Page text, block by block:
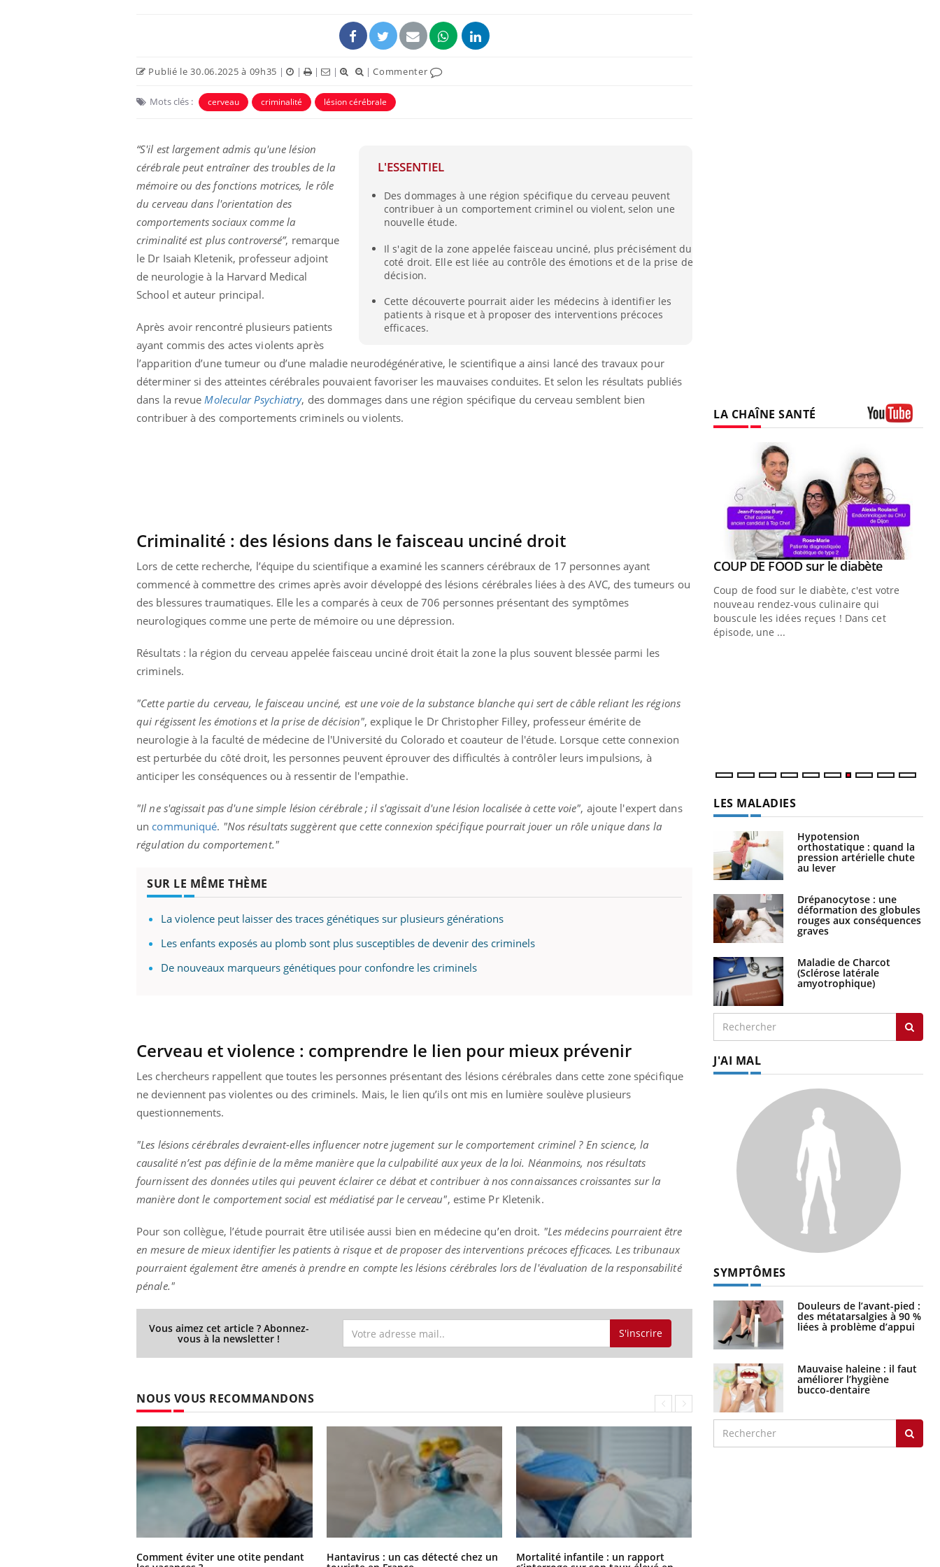
Publié le 30.06.2025 à 09h35 | | | | |Commenter
Mots clés : cerveau criminalité lésion cérébrale
L'ESSENTIEL
Des dommages à une région spécifique du cerveau peuvent
contribuer à un comportement criminel ou violent, selon une
nouvelle étude.
Il s'agit de la zone appelée faisceau unciné, plus précisément du
coté droit. Elle est liée au contrôle des émotions et de la prise de
décision.
Cette découverte pourrait aider les médecins à identifier les
patients à risque et à proposer des interventions précoces
efficaces.
“S'il est largement admis qu'une lésion
cérébrale peut entraîner des troubles de la
mémoire ou des fonctions motrices, le rôle
du cerveau dans l'orientation des
comportements sociaux comme la
criminalité est plus controversé”, remarque
le Dr Isaiah Kletenik, professeur adjoint
de neurologie à la Harvard Medical
School et auteur principal.
Après avoir rencontré plusieurs patients
ayant commis des actes violents après
l’apparition d’une tumeur ou d’une maladie neurodégénérative, le scientifique a ainsi lancé des travaux pour
déterminer si des atteintes cérébrales pouvaient favoriser les mauvaises conduites. Et selon les résultats publiés
dans la revueMolecular Psychiatry, des dommages dans une région spécifique du cerveau semblent bien
contribuer à des comportements criminels ou violents.
Criminalité : des lésions dans le faisceau unciné droit
Lors de cette recherche, l’équipe du scientifique a examiné les scanners cérébraux de 17 personnes ayant
commencé à commettre des crimes après avoir développé des lésions cérébrales liées à des AVC, des tumeurs ou
des blessures traumatiques. Elle les a comparés à ceux de 706 personnes présentant des symptômes
neurologiques comme une perte de mémoire ou une dépression.
Résultats : la région du cerveau appelée faisceau unciné droit était la zone la plus souvent blessée parmi les
criminels.
"Cette partie du cerveau, le faisceau unciné, est une voie de la substance blanche qui sert de câble reliant les régions
qui régissent les émotions et la prise de décision", explique le Dr Christopher Filley, professeur émérite de
neurologie à la faculté de médecine de l'Université du Colorado et coauteur de l'étude. Lorsque cette connexion
est perturbée du côté droit, les personnes peuvent éprouver des difficultés à contrôler leurs impulsions, à
anticiper les conséquences ou à ressentir de l'empathie.
"Il ne s'agissait pas d'une simple lésion cérébrale ; il s'agissait d'une lésion localisée à cette voie", ajoute l'expert dans
un communiqué. "Nos résultats suggèrent que cette connexion spécifique pourrait jouer un rôle unique dans la
régulation du comportement."
SUR LE MÊME THÈME
La violence peut laisser des traces génétiques sur plusieurs générations
Les enfants exposés au plomb sont plus susceptibles de devenir des criminels
De nouveaux marqueurs génétiques pour confondre les criminels
Cerveau et violence : comprendre le lien pour mieux prévenir
Les chercheurs rappellent que toutes les personnes présentant des lésions cérébrales dans cette zone spécifique
ne deviennent pas violentes ou des criminels. Mais, le lien qu’ils ont mis en lumière soulève plusieurs
questionnements.
"Les lésions cérébrales devraient-elles influencer notre jugement sur le comportement criminel ? En science, la
causalité n’est pas définie de la même manière que la culpabilité aux yeux de la loi. Néanmoins, nos résultats
fournissent des données utiles qui peuvent éclairer ce débat et contribuer à nos connaissances croissantes sur la
manière dont le comportement social est médiatisé par le cerveau", estime Pr Kletenik.
Pour son collègue, l’étude pourrait être utilisée aussi bien en médecine qu’en droit. "Les médecins pourraient être
en mesure de mieux identifier les patients à risque et de proposer des interventions précoces efficaces. Les tribunaux
pourraient également être amenés à prendre en compte les lésions cérébrales lors de l'évaluation de la responsabilité
pénale."
Vous aimez cet article ? Abonnez-
vous à la newsletter ! S'inscrire
NOUS VOUS RECOMMANDONS
Comment éviter une otite pendant Hantavirus : un cas détecté chez un Mortalité infantile : un rapport
LA CHAÎNE SANTÉ
Eczéma Chronique des Mains : se
préparer pour l’été !Youtube
L'été arrive… et avec lui, un tout nouveau
rythme de vie ! Vacances, plage, piscine,
soleil, activités en plein air… Nos mains
Youtube
Diabète & Ramadan 2026Youtube
Le Ramadan approche, et, pour de
nombreuses personnes atteintes de
diabète, c'est une période de questions, de
Youtube
Un « jumeau numérique » pour
faciliter l’accès à la médecine
préventiveYoutube
numérique » permet ...
Youtube
COUP DE FOOD sur le diabèteYoutube
Coup de food sur le diabète, c'est votre
nouveau rendez-vous culinaire qui
bouscule les idées reçues ! Dans cet
épisode, une ...
LES MALADIES
Hypotension
orthostatique : quand la
pression artérielle chute
au lever
Drépanocytose : une
déformation des globules
rouges aux conséquences
graves
Maladie de Charcot
(Sclérose latérale
amyotrophique)
J'AI MAL
SYMPTÔMES
Douleurs de l’avant-pied :
des métatarsalgies à 90 %
liées à problème d’appui
Mauvaise haleine : il faut
améliorer l’hygiène
bucco-dentaire